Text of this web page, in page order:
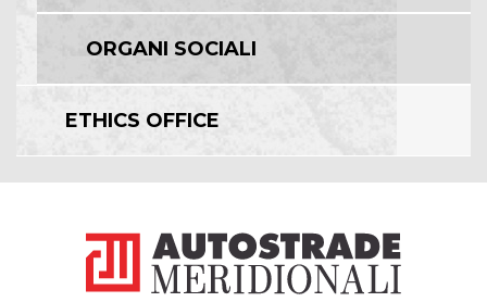
ORGANI SOCIALI
ETHICS OFFICE